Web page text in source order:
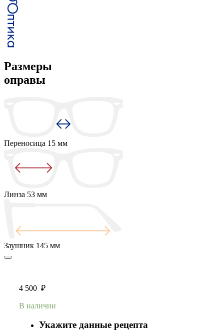
Размеры
оправы
Переносица 15 мм
Линза 53 мм
Заушник 145 мм
4 500 ₽
В наличии
Укажите данные рецепта